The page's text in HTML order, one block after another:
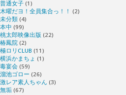
普通女子 (1)
木曜だヨ！全員集合っ！！ (2)
未分類 (4)
本中 (99)
桃太郎映像出版 (22)
椿鳳院 (2)
極ロリCLUB (11)
横浜かまちょ (1)
毒宴会 (59)
溜池ゴロー (26)
激レア素人ちゃん (3)
無垢 (67)